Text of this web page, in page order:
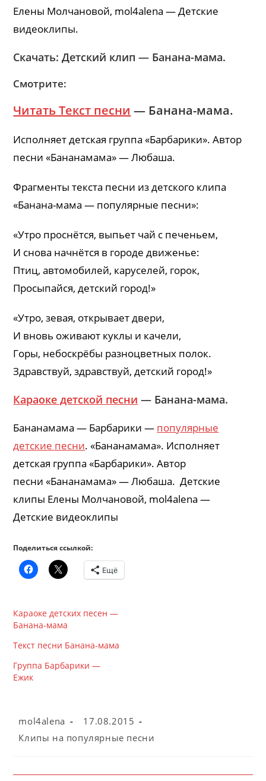
Елены Молчановой, mol4alena — Детские
видеоклипы.
Скачать: Детский клип — Банана-мама.
Смотрите:
Читать Текст песни — Банана-мама.
Исполняет детская группа «Барбарики». Автор
песни «Бананамама» — Любаша.
Фрагменты текста песни из детского клипа
«Банана-мама — популярные песни»:
«Утро проснётся, выпьет чай с печеньем,
И снова начнётся в городе движенье:
Птиц, автомобилей, каруселей, горок,
Просыпайся, детский город!»
«Утро, зевая, открывает двери,
И вновь оживают куклы и качели,
Горы, небоскрёбы разноцветных полок.
Здравствуй, здравствуй, детский город!»
Караоке детской песни — Банана-мама.
Бананамама — Барбарики — популярные
детские песни. «Бананамама». Исполняет
детская группа «Барбарики». Автор
песни «Бананамама» — Любаша. Детские
клипы Елены Молчановой, mol4alena —
Детские видеоклипы
Поделиться ссылкой:
Ещё
Караоке детских песен —
Банана-мама
Текст песни Банана-мама
Группа Барбарики —
Ежик
Автор
mol4alena
Запись
17.08.2015
Рубрика
Клипы на популярные песни